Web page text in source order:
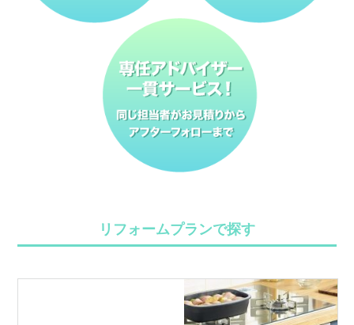
リフォームプランで探す